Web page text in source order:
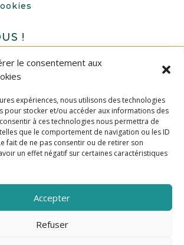
le consentement aux
expériences, nous utilisons des technologies
pour stocker et/ou accéder aux informations des
à ces technologies nous permettra de
que le comportement de navigation ou les ID
fait de ne pas consentir ou de retirer son
un effet négatif sur certaines caractéristiques
Accepter
Refuser
!